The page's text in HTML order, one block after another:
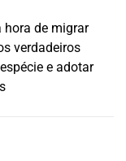
hora de migrar
verdadeiros
e adotar